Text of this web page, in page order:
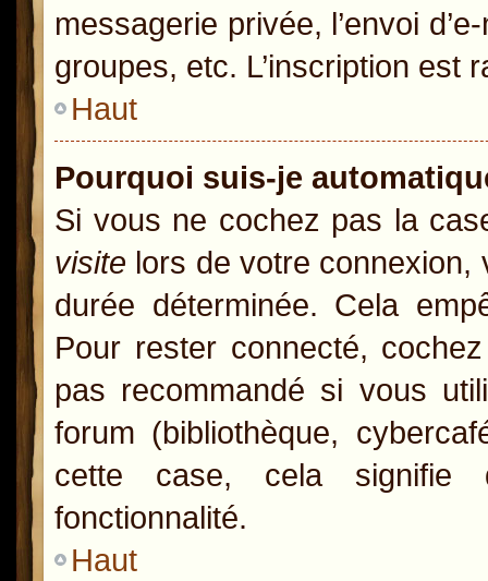
messagerie privée, l’envoi
groupes, etc. L’inscription est
Haut
Pourquoi suis-je
Si vous ne cochez pas la
visite lors de votre connexion,
durée déterminée. Cela
Pour rester connecté,
pas recommandé si vous
forum (bibliothèque,
cette case, cela signifie
fonctionnalité.
Haut